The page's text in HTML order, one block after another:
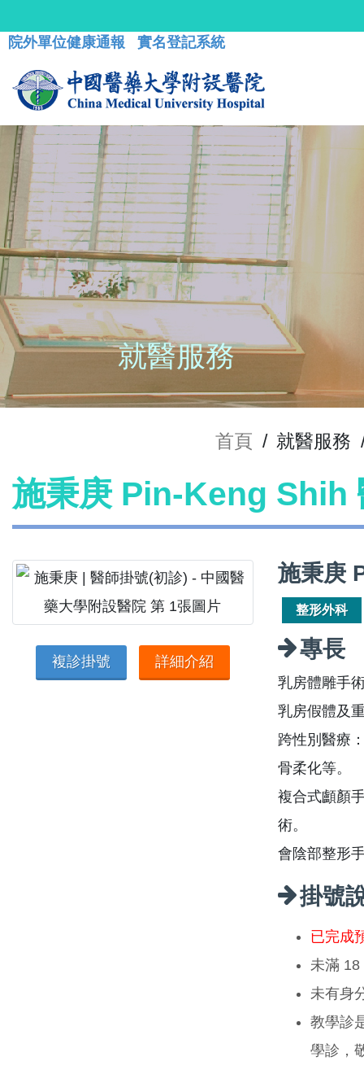
院外單位健康通報 實名登記系統
就醫服務
首頁 / 就醫服務
施秉庚 Pin-Keng Shih
複診掛號 詳細介紹
施秉庚
整形外科
專長
乳房體雕手
乳房假體及
跨性別醫療
骨柔化等。
複合式顱顏
術。
會陰部整形
掛號
已完成
未滿 18
未有身
教學診
學診，